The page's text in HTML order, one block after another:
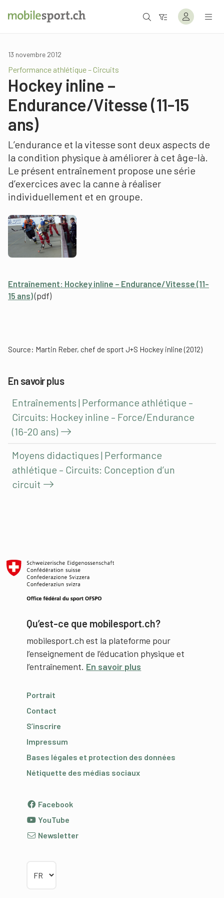
13 novembre 2012
Performance athlétique – Circuits
Hockey inline –
Endurance/Vitesse (11-15
ans)
L’endurance et la vitesse sont deux aspects de
la condition physique à améliorer à cet âge-là.
Le présent entraînement propose une série
d’exercices avec la canne à réaliser
individuellement et en groupe.
Entraînement: Hockey inline – Endurance/Vitesse (11-
15 ans)(pdf)
Source: Martin Reber, chef de sport J+S Hockey inline (2012)
En savoir plus
Entraînements | Performance athlétique –
Circuits: Hockey inline – Force/Endurance
(16-20 ans)
Moyens didactiques | Performance
athlétique – Circuits: Conception d’un
circuit
Qu’est-ce que mobilesport.ch?
mobilesport.ch est la plateforme pour
l’enseignement de l’éducation physique et
l’entraînement. En savoir plus
Portrait
Contact
S’inscrire
Impressum
Bases légales et protection des données
Nétiquette des médias sociaux
Facebook
YouTube
Newsletter